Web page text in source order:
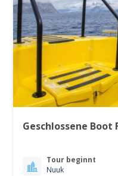
Geschlossene
Tour beginnt
Nuuk